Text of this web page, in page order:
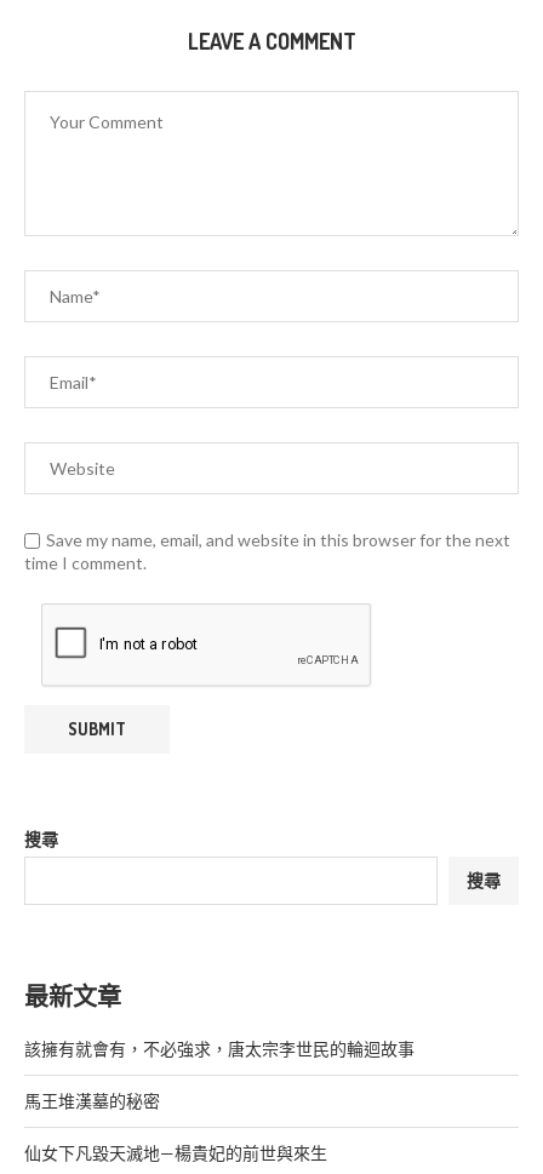
LEAVE A COMMENT
Save my name, email, and website in this browser for the next
time I comment.
搜尋
搜尋
最新文章
該擁有就會有，不必強求，唐太宗李世民的輪迴故事
馬王堆漢墓的秘密
仙女下凡毀天滅地—楊貴妃的前世與來生